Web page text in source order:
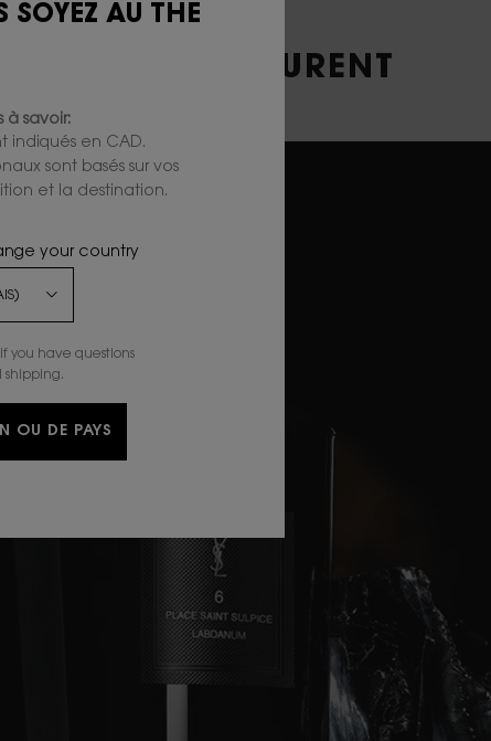
SAINT LAURENT
ET L'ESPACE
SOYEZ AU THE
à savoir:
indiqués en CAD.
sont basés sur vos
et la destination.
your country
if you have questions
shipping.
OU DE PAYS